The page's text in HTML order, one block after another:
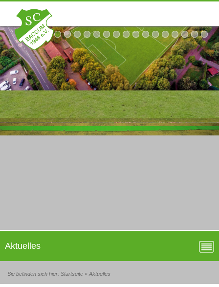
Aktuelles
Sie befinden sich hier: Startseite » Aktuelles